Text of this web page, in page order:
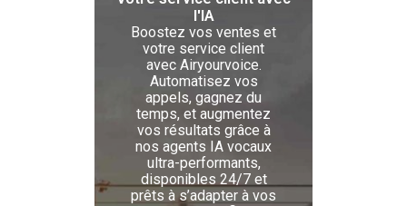
l'IA
Boostez vos ventes et
votre service client
avec Airyourvoice.
Automatisez vos
appels, gagnez du
temps, et augmentez
vos résultats grâce à
nos agents IA vocaux
ultra-performants,
disponibles 24/7 et
prêts à s’adapter à vos